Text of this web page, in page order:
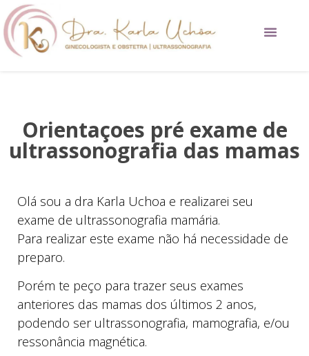
Orientaçoes pré exame de
ultrassonografia das mamas
Olá sou a dra Karla Uchoa e realizarei seu
exame de ultrassonografia mamária.
Para realizar este exame não há necessidade de
preparo.
Porém te peço para trazer seus exames
anteriores das mamas dos últimos 2 anos,
podendo ser ultrassonografia, mamografia, e/ou
ressonância magnética.